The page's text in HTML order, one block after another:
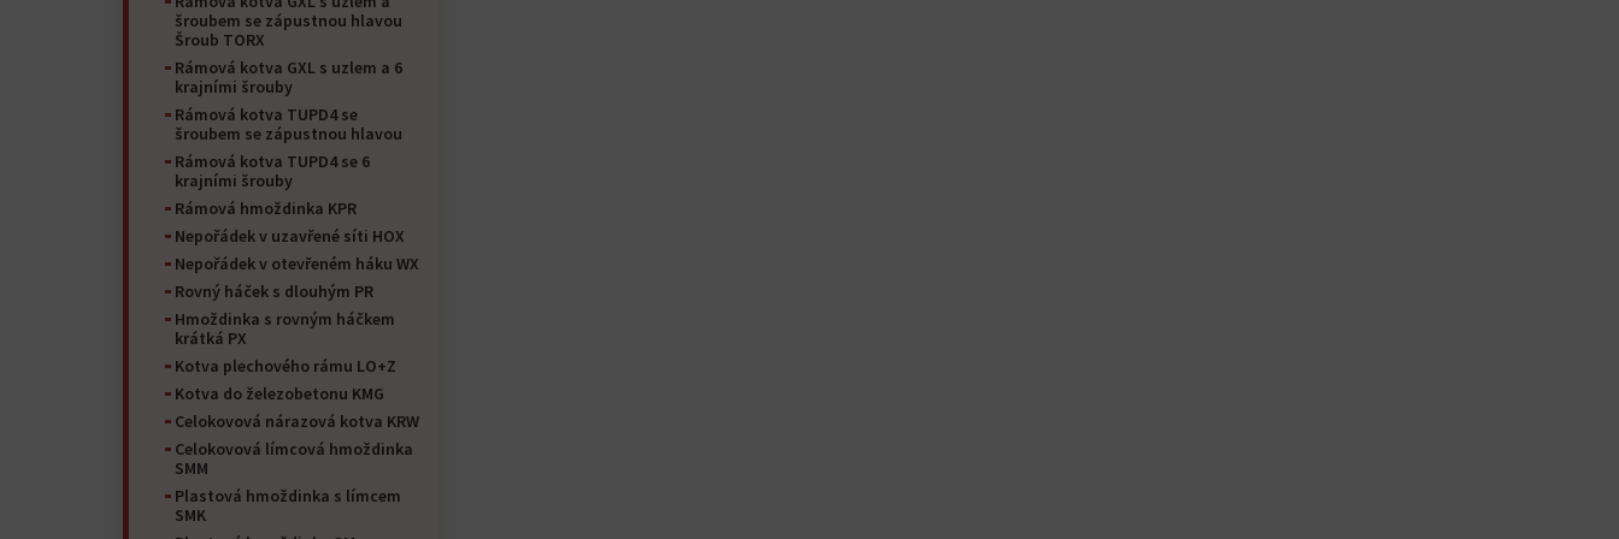
šroubem se zápustnou hlavou
Šroub TORX
Rámová kotva GXL s uzlem a 6
krajními šrouby
Rámová kotva TUPD4 se
šroubem se zápustnou hlavou
Rámová kotva TUPD4 se 6
krajními šrouby
Rámová hmoždinka KPR
Nepořádek v uzavřené síti HOX
Nepořádek v otevřeném háku WX
Rovný háček s dlouhým PR
Hmoždinka s rovným háčkem
krátká PX
Kotva plechového rámu LO+Z
Kotva do železobetonu KMG
Celokovová nárazová kotva KRW
Celokovová límcová hmoždinka
SMM
Plastová hmoždinka s límcem
SMK